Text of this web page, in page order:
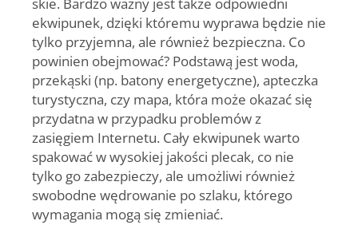
ekwipunek, dzięki któremu wyprawa będzie nie
tylko przyjemna, ale również bezpieczna. Co
powinien obejmować? Podstawą jest woda,
przekąski (np. batony energetyczne), apteczka
turystyczna, czy mapa, która może okazać się
przydatna w przypadku problemów z
zasięgiem Internetu. Cały ekwipunek warto
spakować w wysokiej jakości plecak, co nie
tylko go zabezpieczy, ale umożliwi również
swobodne wędrowanie po szlaku, którego
wymagania mogą się zmieniać.